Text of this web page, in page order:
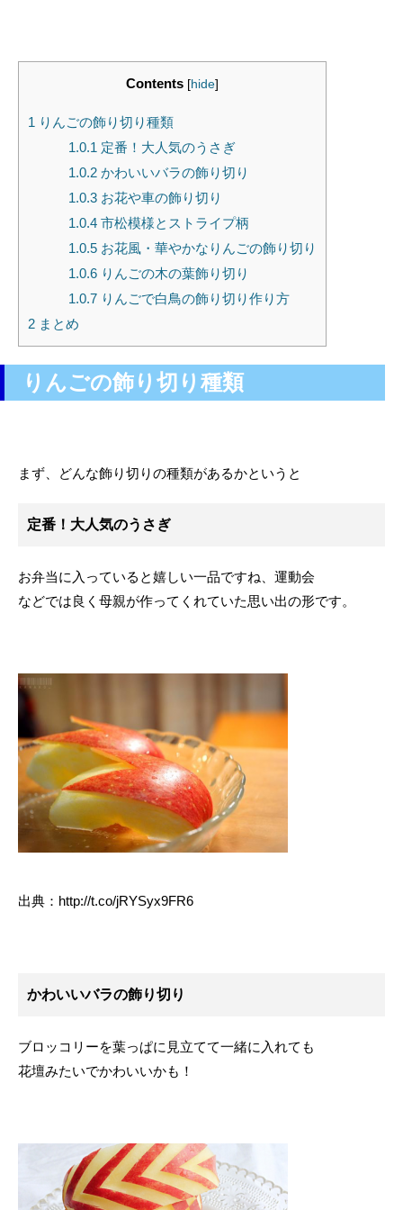
Contents [hide]
1 りんごの飾り切り種類
1.0.1 定番！大人気のうさぎ
1.0.2 かわいいバラの飾り切り
1.0.3 お花や車の飾り切り
1.0.4 市松模様とストライプ柄
1.0.5 お花風・華やかなりんごの飾り切り
1.0.6 りんごの木の葉飾り切り
1.0.7 りんごで白鳥の飾り切り作り方
2 まとめ
りんごの飾り切り種類
まず、どんな飾り切りの種類があるかというと
定番！大人気のうさぎ
お弁当に入っていると嬉しい一品ですね、運動会
などでは良く母親が作ってくれていた思い出の形です。
出典：http://t.co/jRYSyx9FR6
かわいいバラの飾り切り
ブロッコリーを葉っぱに見立てて一緒に入れても
花壇みたいでかわいいかも！